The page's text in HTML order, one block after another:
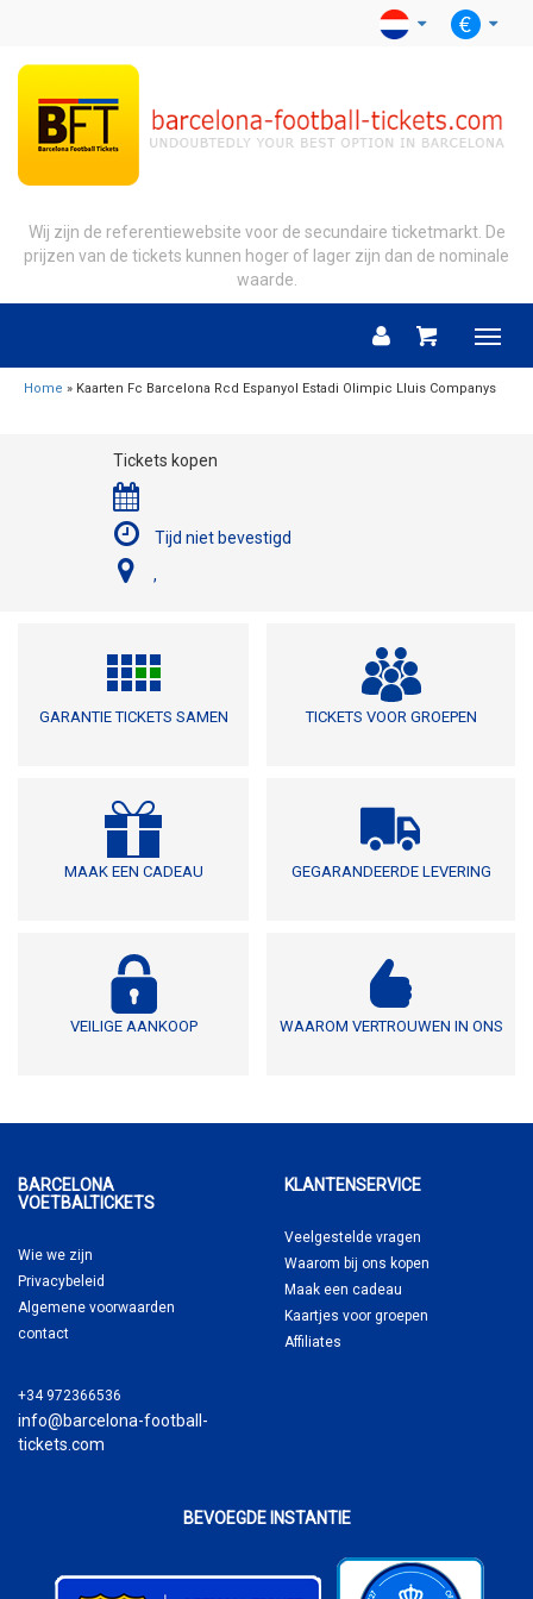
Wij zijn de referentiewebsite voor de secundaire ticketmarkt. De
prijzen van de tickets kunnen hoger of lager zijn dan de nominale
waarde.
Menu
Home » Kaarten Fc Barcelona Rcd Espanyol Estadi Olimpic Lluis Companys
Tickets kopen
Tijd niet bevestigd
,
GARANTIE TICKETS SAMEN TICKETS VOOR GROEPEN
MAAK EEN CADEAU GEGARANDEERDE LEVERING
VEILIGE AANKOOP WAAROM VERTROUWEN IN ONS
BARCELONA
VOETBALTICKETS
Wie we zijn
Privacybeleid
Algemene voorwaarden
contact
+34 972366536
info@barcelona-football-
tickets.com
KLANTENSERVICE
Veelgestelde vragen
Waarom bij ons kopen
Maak een cadeau
Kaartjes voor groepen
Affiliates
BEVOEGDE INSTANTIE